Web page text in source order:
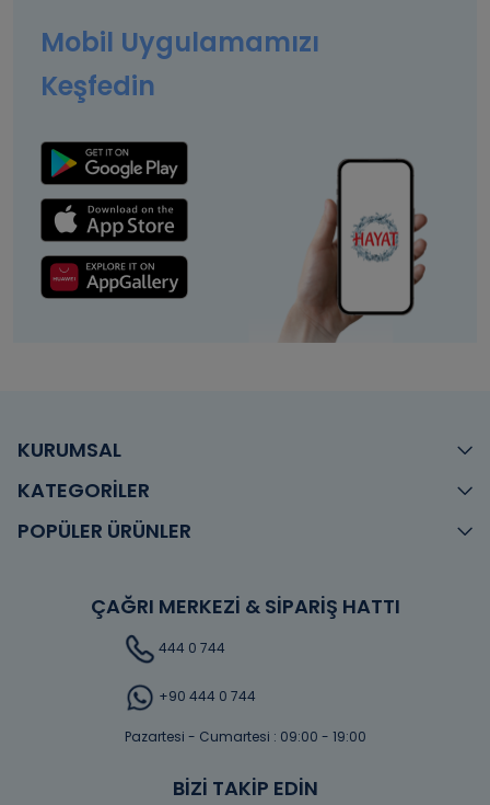
Mobil Uygulamamızı
Keşfedin
KURUMSAL
KATEGORİLER
POPÜLER ÜRÜNLER
ÇAĞRI MERKEZİ & SİPARİŞ HATTI
444 0 744
+90 444 0 744
Pazartesi - Cumartesi : 09:00 - 19:00
BİZİ TAKİP EDİN